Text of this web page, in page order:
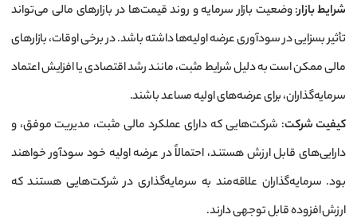
شرایط بازار: وضعیت بازار سرمایه و روند قیمت‌ها در بازارهای مالی می‌تواند
تأثیر بسزایی در سودآوری عرضه اولیه‌ها داشته باشد. در برخی اوقات، بازارهای
مالی ممکن است به دلیل شرایط مثبت، مانند رشد اقتصادی یا افزایش اعتماد
سرمایه‌گذاران، برای عرضه‌های اولیه مساعد باشند.
کیفیت شرکت: شرکت‌هایی که دارای عملکرد مالی مثبت، مدیریت موفق، و
دارایی‌های قابل ارزش هستند، احتمالاً در عرضه اولیه خود سودآور خواهند
بود. سرمایه‌گذاران علاقه‌مند به سرمایه‌گذاری در شرکت‌هایی هستند که
ارزش افزوده قابل توجهی دارند.